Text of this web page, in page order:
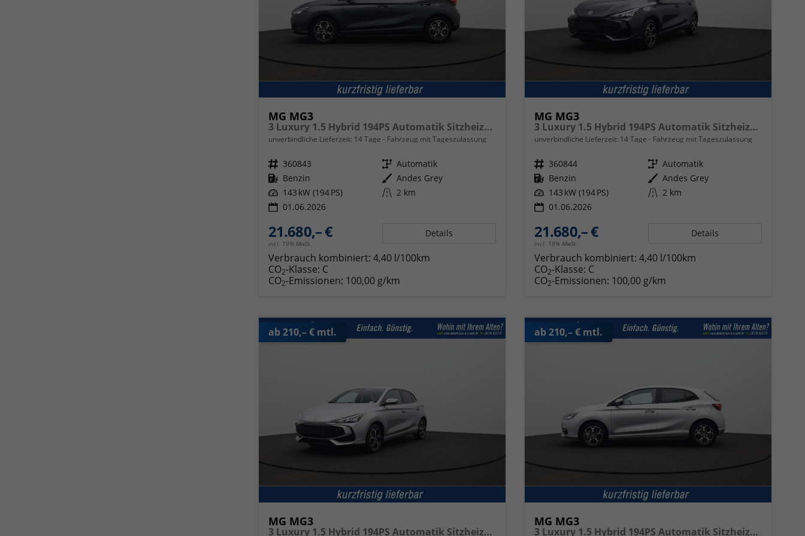
MG MG3
3 Luxury 1.5 Hybrid 194PS Automatik Sitzheizung Lenkradheizung 360°Kamera Parksensoren Klimaautomatik ACC Touchscreen Apple CarPlay Android Auto Keyless 16-LM
unverbindliche Lieferzeit: 14 Tage Fahrzeug mit Tageszulassung
Fahrzeugnr. 360843 Getriebe Automatik
Kraftstoff Benzin Außenfarbe Andes Grey
Leistung 143 kW (194 PS) Kilometerstand 2 km
01.06.2026
21.680,– €
incl. 19% MwSt.
Details
Verbrauch kombiniert: 4,40 l/100km
CO2-Klasse: C
CO2-Emissionen: 100,00 g/km
MG MG3
3 Luxury 1.5 Hybrid 194PS Automatik Sitzheizung Lenkradheizung 360°Kamera Parksensoren Klimaautomatik ACC Touchscreen Apple CarPlay Android Auto Keyless 16-LM
unverbindliche Lieferzeit: 14 Tage Fahrzeug mit Tageszulassung
Fahrzeugnr. 360844 Getriebe Automatik
Kraftstoff Benzin Außenfarbe Andes Grey
Leistung 143 kW (194 PS) Kilometerstand 2 km
01.06.2026
21.680,– €
incl. 19% MwSt.
Details
Verbrauch kombiniert: 4,40 l/100km
CO2-Klasse: C
CO2-Emissionen: 100,00 g/km
ab 210,– € mtl.
MG MG3
3 Luxury 1.5 Hybrid 194PS Automatik Sitzheizung Lenkradheizung 360°Kamera Parksensoren Klimaautomatik ACC Touchscreen Apple CarPlay Android Auto Keyless 16-LM
ab 210,– € mtl.
MG MG3
3 Luxury 1.5 Hybrid 194PS Automatik Sitzheizung Lenkradheizung 360°Kamera Parksensoren Klimaautomatik ACC Touchscreen Apple CarPlay Android Auto Keyless 16-LM